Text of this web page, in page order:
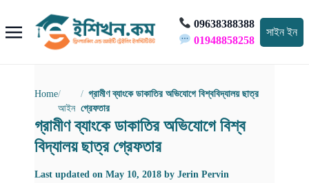
09638388388
01948858258
সাইন ইন
Home
আইন
গ্রামীণ ব্যাংকে ডাকাতির অভিযোগে বিশ্ববিদ্যালয় ছাত্র
গ্রেফতার
গ্রামীণ ব্যাংকে ডাকাতির অভিযোগে বিশ্ব
বিদ্যালয় ছাত্র গ্রেফতার
Last updated on May 10, 2018 by Jerin Pervin